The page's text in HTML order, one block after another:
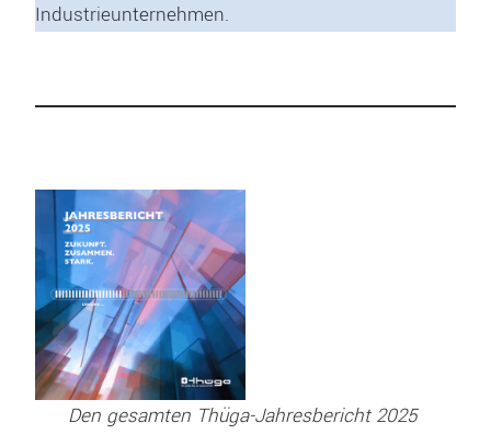
Industrieunternehmen.
Den gesamten Thüga-Jahresbericht 2025